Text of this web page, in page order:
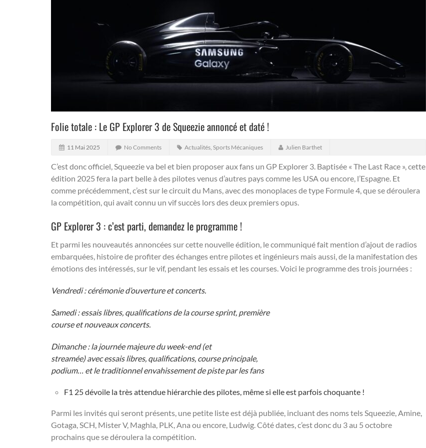
Folie totale : Le GP Explorer 3 de Squeezie annoncé et daté !
11 Mai 2025 No Comments Actualités, Sports Mécaniques Julien Barthet
C’est donc officiel, Squeezie va bel et bien proposer aux fans un GP Explorer 3. Baptisée « The Last Race », cette
édition 2025 fera la part belle à des pilotes venus d’autres pays comme les USA ou encore, l’Espagne. Et
comme précédemment, c’est sur le circuit du Mans, avec des monoplaces de type Formule 4, que se déroulera
la compétition, qui avait connu un vif succès lors des deux premiers opus.
GP Explorer 3 : c’est parti, demandez le programme !
Et parmi les nouveautés annoncées sur cette nouvelle édition, le communiqué fait mention d’ajout de radios
embarquées, histoire de profiter des échanges entre pilotes et ingénieurs mais aussi, de la manifestation des
émotions des intéressés, sur le vif, pendant les essais et les courses. Voici le programme des trois journées :
Vendredi : cérémonie d’ouverture et concerts.
Samedi : essais libres, qualifications de la course sprint, première
course et nouveaux concerts.
Dimanche : la journée majeure du week-end (et
streamée) avec essais libres, qualifications, course principale,
podium… et le traditionnel envahissement de piste par les fans
F1 25 dévoile la très attendue hiérarchie des pilotes, même si elle est parfois choquante !
Parmi les invités qui seront présents, une petite liste est déjà publiée, incluant des noms tels Squeezie, Amine,
Gotaga, SCH, Mister V, Maghla, PLK, Ana ou encore, Ludwig. Côté dates, c’est donc du 3 au 5 octobre
prochains que se déroulera la compétition.